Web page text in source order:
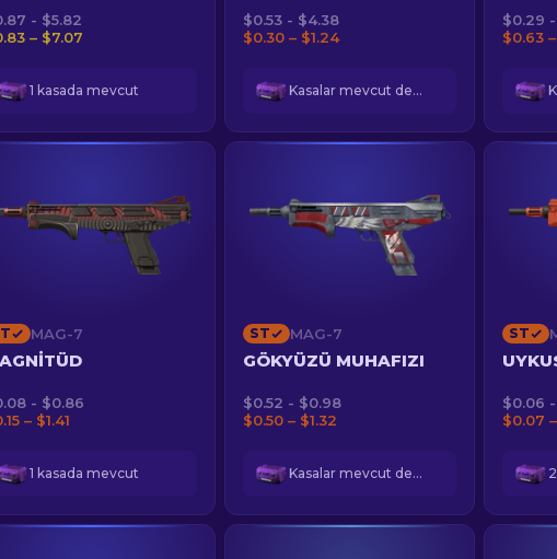
- $5.82
– $7.07
1 kasada mevcut
$0.53 - $4.38
$0.30 – $1.24
Kasalar mevcut değil
$0.29
$0.63
MAG-7
- $0.86
– $1.41
1 kasada mevcut
ST MAG-7
GÖKYÜZÜ MUHAFIZI
$0.52 - $0.98
$0.50 – $1.32
Kasalar mevcut değil
ST
$0.06
$0.07